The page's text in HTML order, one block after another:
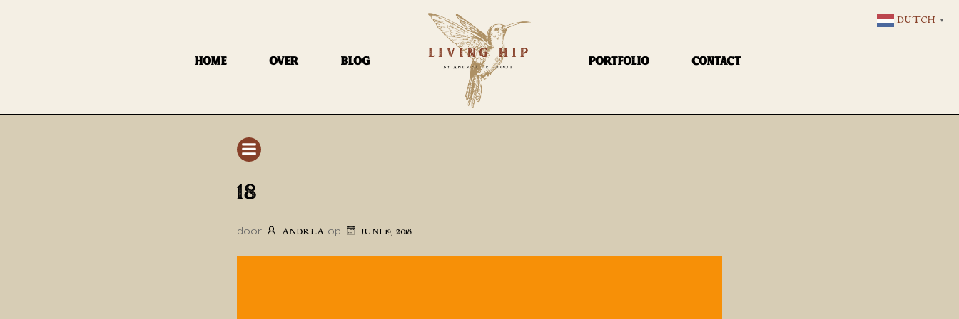
HOME OVER BLOG PORTFOLIO CONTACT
18
door ANDREA op JUNI 19, 2018
DUTCH ▼